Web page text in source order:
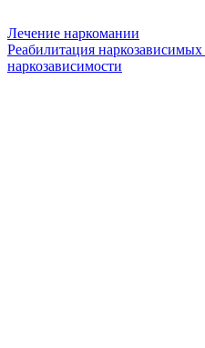
Лечение наркомании
Реабилитация наркозависимых
наркозависимости